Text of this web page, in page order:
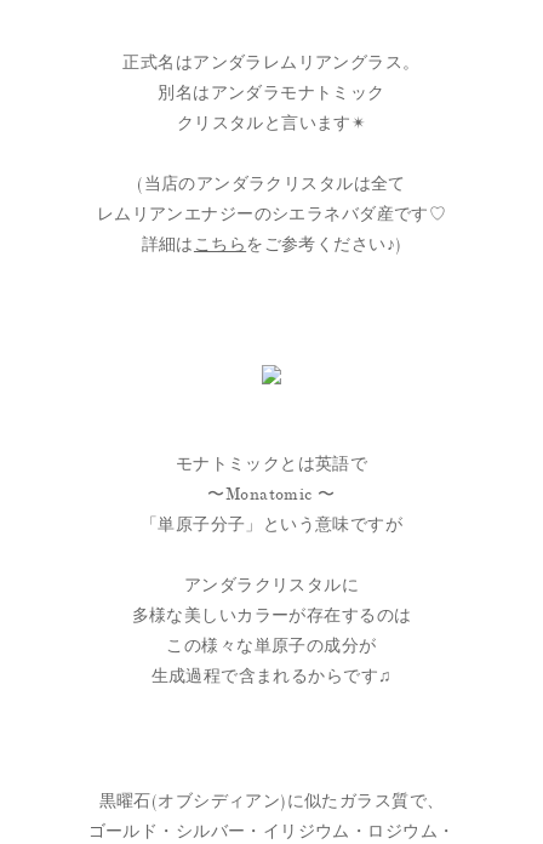
正式名はアンダラレムリアングラス。
別名はアンダラモナトミック
クリスタルと言います✴︎
(当店のアンダラクリスタルは全て
レムリアンエナジーのシエラネバダ産です♡
詳細は こちらをご参考ください♪)
モナトミックとは英語で
〜Monatomic 〜
「単原子分子」という意味ですが
アンダラクリスタルに
多様な美しいカラーが存在するのは
この様々な単原子の成分が
生成過程で含まれるからです♫
黒曜石(オブシディアン)に似たガラス質で、
ゴールド・シルバー・イリジウム・ロジウム・